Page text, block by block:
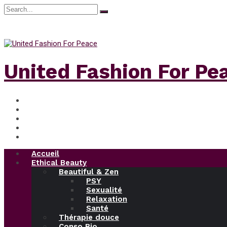
Search
for:
United Fashion For
Accueil
Ethical Beauty
Beautiful & Zen
PSY
Sexualité
Relaxation
Santé
Thérapie douce